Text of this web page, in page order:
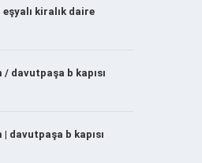
eşyalı kiralık daire
/ davutpaşa b kapısı
| davutpaşa b kapısı